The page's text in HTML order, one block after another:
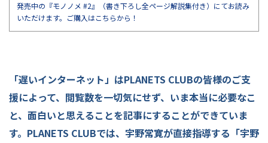
発売中の『モノノメ #2』（書き下ろし全ページ解説集付き）にてお読み
いただけます。ご購入はこちらから！
「遅いインターネット」はPLANETS CLUBの皆様のご支
援によって、閲覧数を一切気にせず、いま本当に必要なこ
と、面白いと思えることを記事にすることができていま
す。PLANETS CLUBでは、宇野常寛が直接指導する「宇野